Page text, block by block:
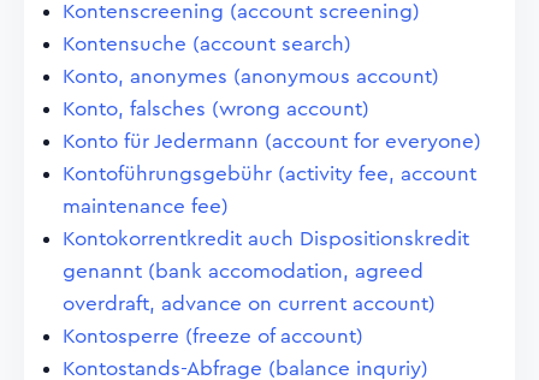
Kontenscreening (account screening)
Kontensuche (account search)
Konto, anonymes (anonymous account)
Konto, falsches (wrong account)
Konto für Jedermann (account for everyone)
Kontoführungsgebühr (activity fee, account
maintenance fee)
Kontokorrentkredit auch Dispositionskredit
genannt (bank accomodation, agreed
overdraft, advance on current account)
Kontosperre (freeze of account)
Kontostands-Abfrage (balance inquriy)